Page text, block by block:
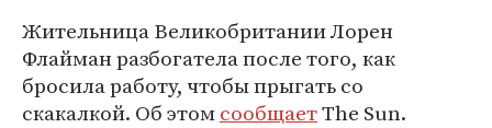
Жительница Великобритании Лорен
Флайман разбогатела после того, как
бросила работу, чтобы прыгать со
скакалкой. Об этомсообщаетThe Sun.